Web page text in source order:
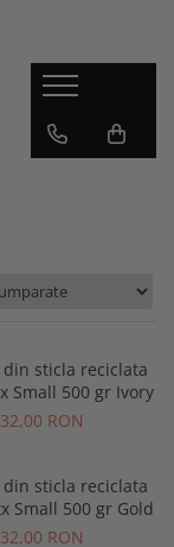
sticla reciclata
Small 500 gr Ivory
32,00 RON
sticla reciclata
Small 500 gr Gold
32,00 RON